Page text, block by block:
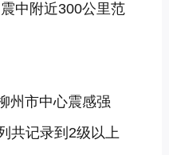
中附近300公里范
州市中心震感强
共记录到2级以上